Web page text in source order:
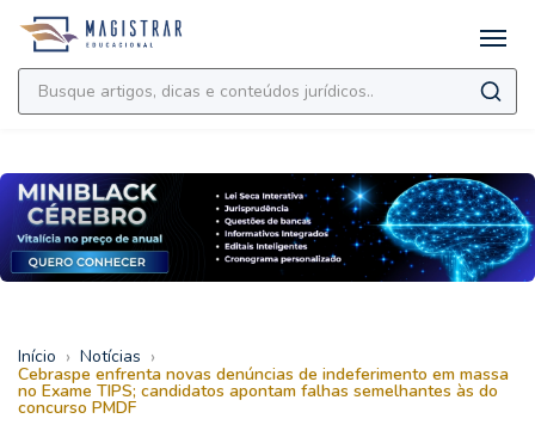
Início › Notícias ›
Cebraspe enfrenta novas denúncias de indeferimento em massa
no Exame TIPS; candidatos apontam falhas semelhantes às do
concurso PMDF